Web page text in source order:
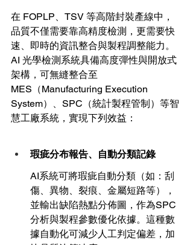
在 FOPLP、TSV 等高階封裝產線中，
品質不僅需要靠高精度檢測，更需要快
速、即時的資訊整合與製程調整能力。
AI 光學檢測系統具備高度彈性與開放式
架構，可無縫整合至
MES（Manufacturing Execution
System）、SPC（統計製程管制）等智
慧工廠系統，實現下列效益：
瑕疵分布報告、自動分類記錄
AI系統可將瑕疵自動分類（如：刮
傷、異物、裂痕、金屬短路等），
並輸出缺陷熱點分佈圖，作為SPC
分析與製程參數優化依據。這種數
據自動化可減少人工判定偏差，加